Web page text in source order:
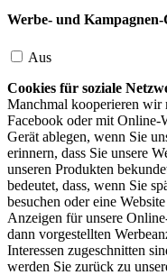
Werbe- und Kampagnen-
Aus
Cookies für soziale
Manchmal kooperieren wir
Facebook oder mit Online-
Gerät ablegen, wenn Sie
erinnern, dass Sie unsere
unseren Produkten
bedeutet, dass, wenn Sie
besuchen oder eine
Anzeigen für unsere
dann vorgestellten
Interessen zugeschnitten
werden Sie zurück zu